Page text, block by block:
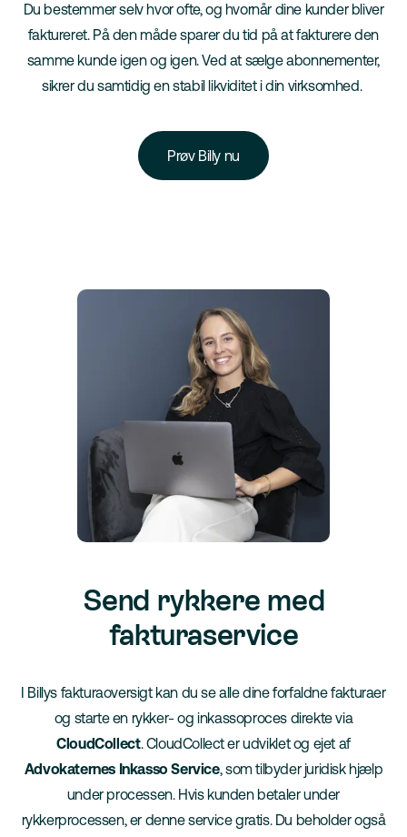
Du bestemmer selv hvor ofte, og hvornår dine kunder bliver
faktureret. På den måde sparer du tid på at fakturere den
samme kunde igen og igen. Ved at sælge abonnementer,
sikrer du samtidig en stabil likviditet i din virksomhed.
Prøv Billy nu
Send rykkere med
fakturaservice
I Billys fakturaoversigt kan du se alle dine forfaldne fakturaer
og starte en rykker- og inkassoproces direkte via
CloudCollect. CloudCollect er udviklet og ejet af
Advokaternes Inkasso Service, som tilbyder juridisk hjælp
under processen. Hvis kunden betaler under
rykkerprocessen, er denne service gratis. Du beholder også